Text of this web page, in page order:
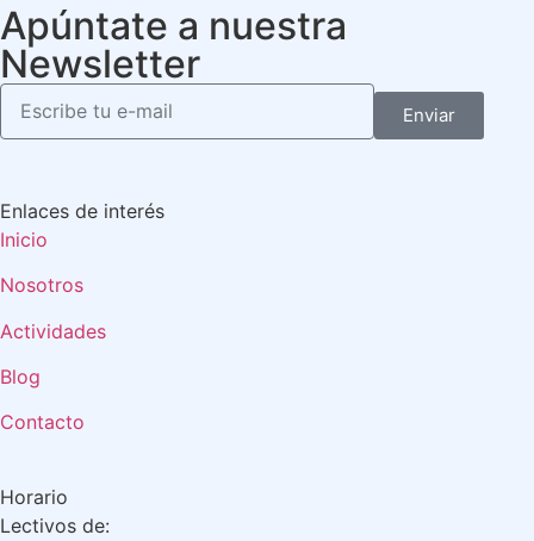
Apúntate a nuestra
Newsletter
Enviar
Enlaces de interés
Inicio
Nosotros
Actividades
Blog
Contacto
Horario
Lectivos de: